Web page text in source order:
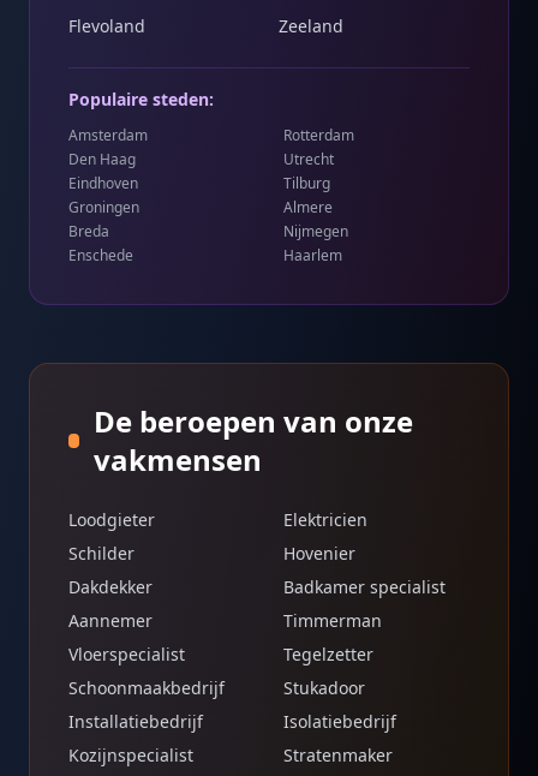
Flevoland
Zeeland
Populaire steden:
Amsterdam
Rotterdam
Den Haag
Utrecht
Eindhoven
Tilburg
Groningen
Almere
Breda
Nijmegen
Enschede
Haarlem
De beroepen van onze
vakmensen
Loodgieter
Elektricien
Schilder
Hovenier
Dakdekker
Badkamer specialist
Aannemer
Timmerman
Vloerspecialist
Tegelzetter
Schoonmaakbedrijf
Stukadoor
Installatiebedrijf
Isolatiebedrijf
Kozijnspecialist
Stratenmaker